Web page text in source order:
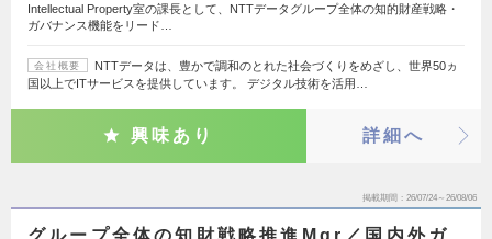
Intellectual Property室の課長として、NTTデータグループ全体の知的財産戦略・
ガバナンス機能をリード…
会社概要
NTTデータは、豊かで調和のとれた社会づくりをめざし、世界50ヵ
国以上でITサービスを提供しています。 デジタル技術を活用…
興味あり 詳細へ
掲載期間 26/07/24～26/08/06
グループ全体の知財戦略推進Mgr／国内外ガ